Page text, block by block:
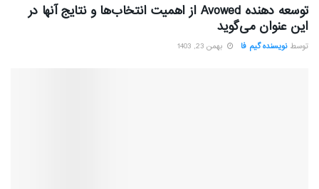
توسعه دهنده Avowed از اهمیت انتخاب‌ها و نتایج آنها در
این عنوان می‌گوید
توسط نویسنده گیم فا بهمن 23, 1403